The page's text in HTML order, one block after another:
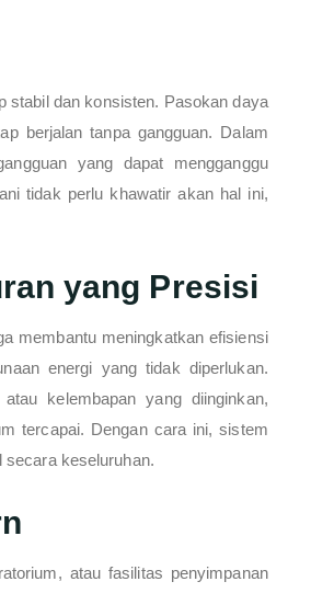
stabil dan konsisten. Pasokan daya
berjalan tanpa gangguan. Dalam
yang dapat mengganggu
tidak perlu khawatir akan hal ini,
yang Presisi
membantu meningkatkan efisiensi
energi yang tidak diperlukan.
kelembapan yang diinginkan,
tercapai. Dengan cara ini, sistem
secara keseluruhan.
atau fasilitas penyimpanan